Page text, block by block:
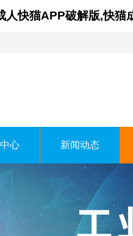
快猫APP破解版,快猫
人快猫网址时科
THREENH
心 新闻动态